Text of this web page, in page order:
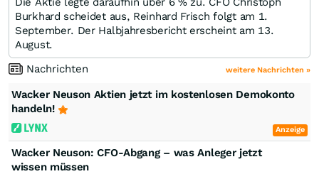
Burkhard scheidet aus, Reinhard Frisch folgt am 1.
September. Der Halbjahresbericht erscheint am 13.
August.
Nachrichten
weitere Nachrichten »
Wacker Neuson Aktien jetzt im kostenlosen Demokonto
handeln!
Anzeige
Wacker Neuson: CFO-Abgang – was Anleger jetzt
wissen müssen